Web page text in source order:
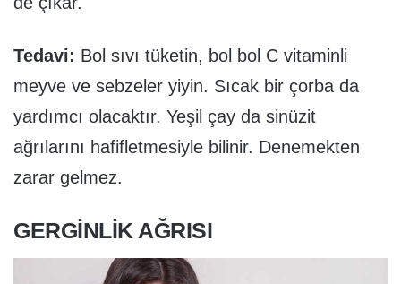
Tedavi: Bol sıvı tüketin, bol bol C vitaminli
meyve ve sebzeler yiyin. Sıcak bir çorba da
yardımcı olacaktır. Yeşil çay da sinüzit
ağrılarını hafifletmesiyle bilinir. Denemekten
zarar gelmez.
GERGINLIK AĞRISI